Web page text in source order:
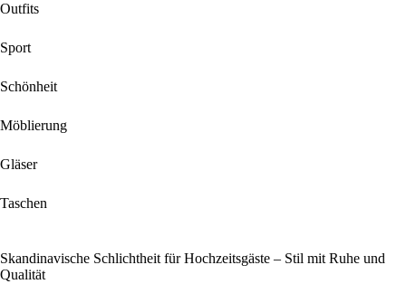
Outfits
Sport
Schönheit
Möblierung
Gläser
Taschen
Skandinavische Schlichtheit für Hochzeitsgäste – Stil mit Ruhe und
Qualität